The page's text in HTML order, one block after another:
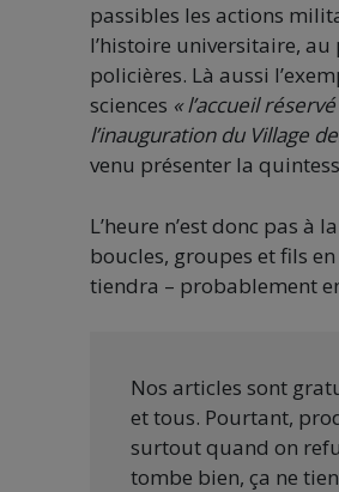
passibles les actions
l’histoire universitaire,
policières. Là aussi
sciences « l’accueil
l’inauguration du Village
venu présenter la
L’heure n’est donc pas
boucles, groupes et fils
tiendra – probablement
Nos articles sont
et tous. Pourtant,
surtout quand on
tombe bien, ça ne